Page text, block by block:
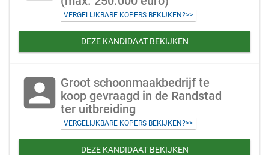
VERGELIJKBARE KOPERS BEKIJKEN?>>
DEZE KANDIDAAT BEKIJKEN
account_box Groot schoonmaakbedrijf te
koop gevraagd in de Randstad
ter uitbreiding
VERGELIJKBARE KOPERS BEKIJKEN?>>
DEZE KANDIDAAT BEKIJKEN